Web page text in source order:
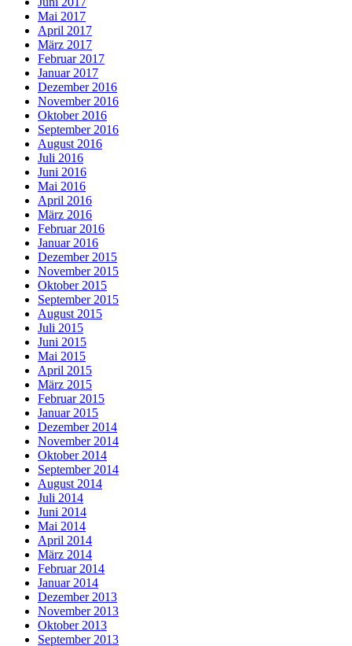
Mai 2017
April 2017
März 2017
Februar 2017
Januar 2017
Dezember 2016
November 2016
Oktober 2016
September 2016
August 2016
Juli 2016
Juni 2016
Mai 2016
April 2016
März 2016
Februar 2016
Januar 2016
Dezember 2015
November 2015
Oktober 2015
September 2015
August 2015
Juli 2015
Juni 2015
Mai 2015
April 2015
März 2015
Februar 2015
Januar 2015
Dezember 2014
November 2014
Oktober 2014
September 2014
August 2014
Juli 2014
Juni 2014
Mai 2014
April 2014
März 2014
Februar 2014
Januar 2014
Dezember 2013
November 2013
Oktober 2013
September 2013